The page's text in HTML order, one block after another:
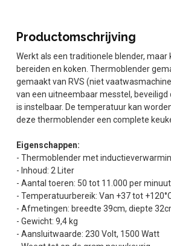
Productomschrijving
Werkt als een traditionele blender,
bereiden en koken. Thermoblender
gemaakt van RVS (niet
van een uitneembaar messtel,
is instelbaar. De temperatuur kan
deze thermoblender een complete
Eigenschappen:
- Thermoblender met
- Inhoud: 2 Liter
- Aantal toeren: 50 tot 11.000 per minuut
- Temperatuurbereik: Van +37 tot
- Afmetingen: breedte 39cm, diepte
- Gewicht: 9,4 kg
- Aansluitwaarde: 230 Volt, 1500 Watt